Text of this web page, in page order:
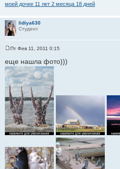
моей дочке 11 лет 2 месяца 18 дней
lidiya630
Студент
о
б
щ
е
н
и
е
Пт Фев 11, 2011 0:15
еще нашла фото)))